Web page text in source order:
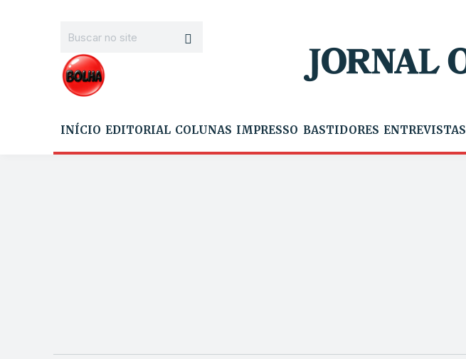
INÍCIO EDITORIAL COLUNAS IMPRESSO BASTIDORES ENTREVISTAS